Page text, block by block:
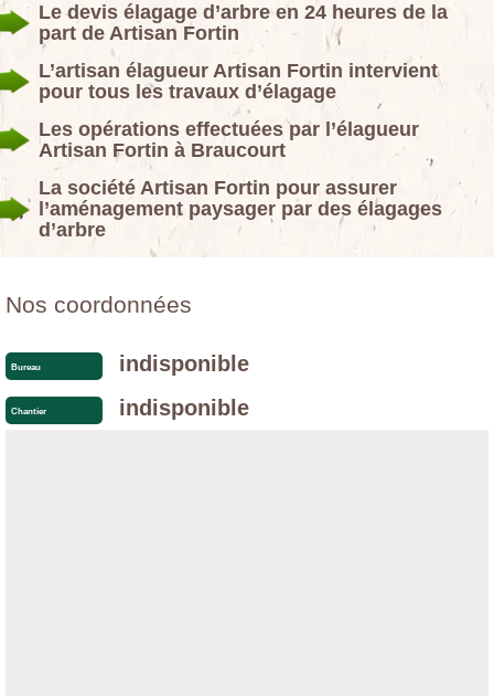
Le devis élagage d’arbre en 24 heures de la
part de Artisan Fortin
L’artisan élagueur Artisan Fortin intervient
pour tous les travaux d’élagage
Les opérations effectuées par l’élagueur
Artisan Fortin à Braucourt
La société Artisan Fortin pour assurer
l’aménagement paysager par des élagages
d’arbre
Nos coordonnées
Bureau indisponible
Chantier indisponible